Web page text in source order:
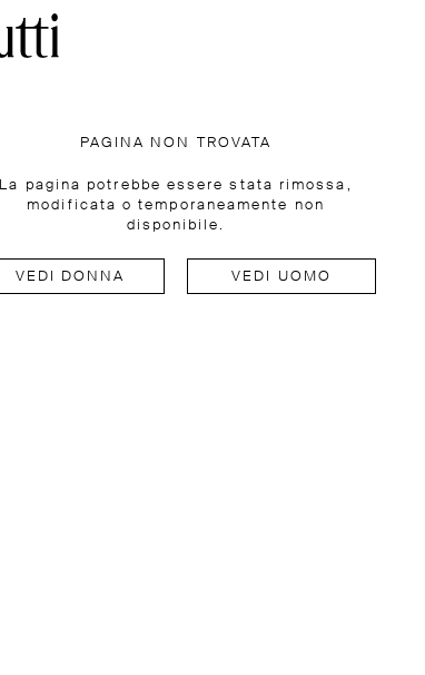
PAGINA NON TROVATA
La pagina potrebbe essere stata rimossa,
modificata o temporaneamente non
disponibile.
VEDI DONNA VEDI UOMO